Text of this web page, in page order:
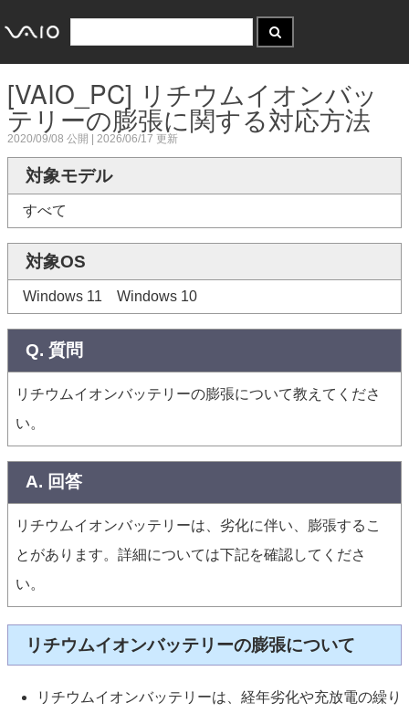
[VAIO_PC] リチウムイオンバッ
テリーの膨張に関する対応方法
2020/09/08 公開 | 2026/06/17 更新
対象モデル
すべて
対象OS
Windows 11 Windows 10
Q. 質問
リチウムイオンバッテリーの膨張について教えてくださ
い。
A. 回答
リチウムイオンバッテリーは、劣化に伴い、膨張するこ
とがあります。詳細については下記を確認してくださ
い。
リチウムイオンバッテリーの膨張について
リチウムイオンバッテリーは、経年劣化や充放電の繰り